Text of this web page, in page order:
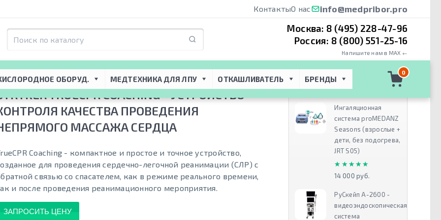
КонтактыО нас info@medpribor.pro
Москва: 8 (495) 228-47-96
Россия: 8 (800) 551-25-16
Напишите нам в MAX ←
ОБОРУД. МЕДТЕХНИКА ДЛЯ ЛПУ ОТКАШЛИВАТЕЛЬ БРЕНДЫ
0
сердца
TRUECPR COACHING - УСТРОЙСТВО
КАЧЕСТВА ПРОВЕДЕНИЯ
МАССАЖА СЕРДЦА
Coaching - компактное и простое и точное устройство,
для проведения сердечно-легочной реанимации (СЛР) с
связью со спасателем, как в режиме реального времени,
и после проведения реанимационного мероприятия.
ЗАПРОСИТЬ ЦЕНУ
Рекомендуем
Ингаляционная
система proMEDANZ
Seasons (взрослые +
дети, без подогрева,
JRT S05)
★★★★★
★★★★★
14 000 руб.
РуСкейп А-2600 -
видеоэндоскопическая
система